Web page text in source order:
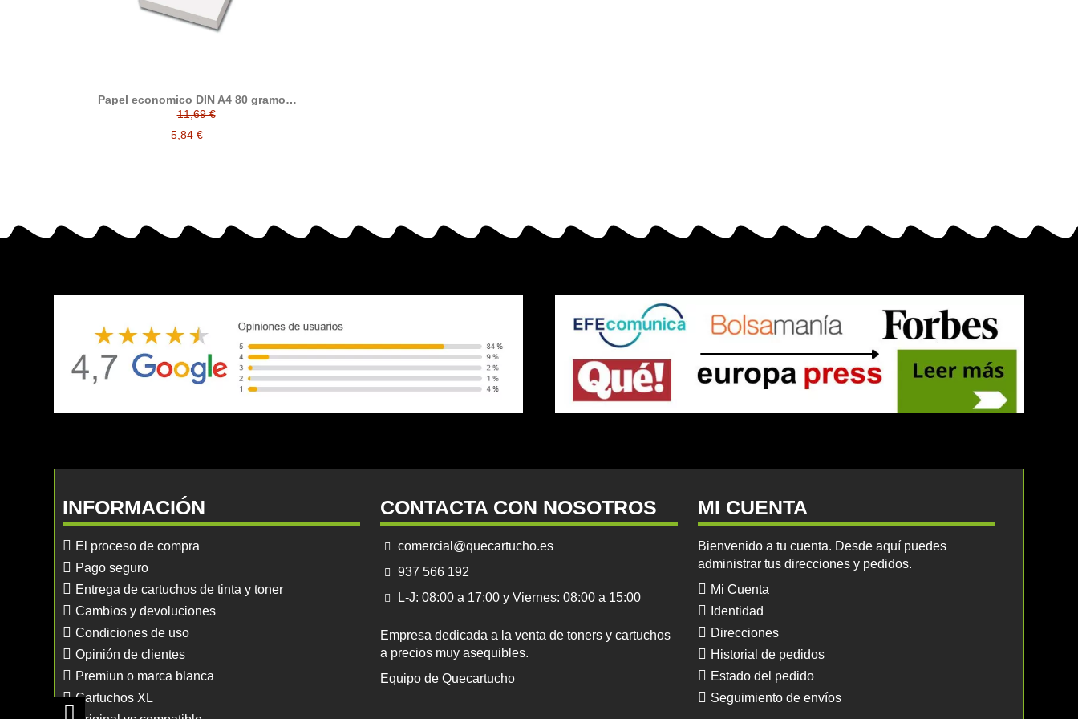
Papel economico DIN A4 80 gramos,
paquete 500 folios
11,69 €
5,84 €
INFORMACIÓN
El proceso de compra
Pago seguro
Entrega de cartuchos de tinta y toner
Cambios y devoluciones
Condiciones de uso
Opinión de clientes
Premiun o marca blanca
Cartuchos XL
CONTACTA CON NOSOTROS
comercial@quecartucho.es
937 566 192
L-J: 08:00 a 17:00 y Viernes: 08:00 a 15:00
Empresa dedicada a la venta de toners y cartuchos
a precios muy asequibles.
Equipo de Quecartucho
MI CUENTA
Bienvenido a tu cuenta. Desde aquí puedes
administrar tus direcciones y pedidos.
Mi Cuenta
Identidad
Direcciones
Historial de pedidos
Estado del pedido
Seguimiento de envíos